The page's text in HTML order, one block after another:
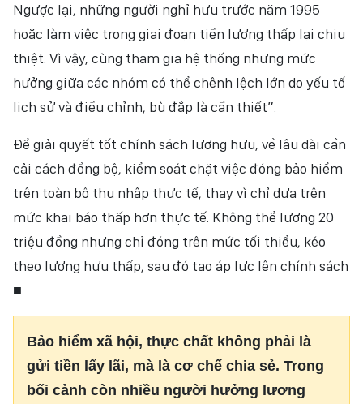
Ngược lại, những người nghỉ hưu trước năm 1995
hoặc làm việc trong giai đoạn tiền lương thấp lại chịu
thiệt. Vì vậy, cùng tham gia hệ thống nhưng mức
hưởng giữa các nhóm có thể chênh lệch lớn do yếu tố
lịch sử và điều chỉnh, bù đắp là cần thiết”.
Để giải quyết tốt chính sách lương hưu, về lâu dài cần
cải cách đồng bộ, kiểm soát chặt việc đóng bảo hiểm
trên toàn bộ thu nhập thực tế, thay vì chỉ dựa trên
mức khai báo thấp hơn thực tế. Không thể lương 20
triệu đồng nhưng chỉ đóng trên mức tối thiểu, kéo
theo lương hưu thấp, sau đó tạo áp lực lên chính sách
■
Bảo hiểm xã hội, thực chất không phải là
gửi tiền lấy lãi, mà là cơ chế chia sẻ. Trong
bối cảnh còn nhiều người hưởng lương